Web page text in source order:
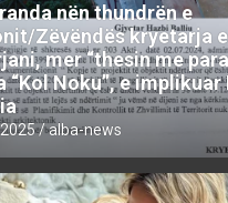
nën thundrën e
Zëvëndës kryetarja
mer “thesin me
“Kol Noku”, e
alba-news